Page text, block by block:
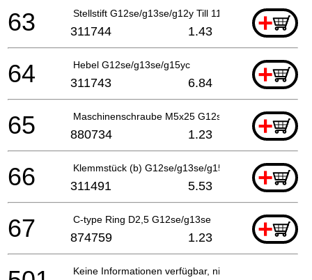
Stellstift G12se/g13se/g12y Till 11.2014 +
63 311744 1.43
Hebel G12se/g13se/g15yc +
64 311743 6.84
Maschinenschraube M5x25 G12se/u.a +
65 880734 1.23
Klemmstück (b) G12se/g13se/g15yc bis 11.2014
+
66 311491 5.53
C-type Ring D2,5 G12se/g13se +
67 874759 1.23
Keine Informationen verfügbar, nicht bestellbar